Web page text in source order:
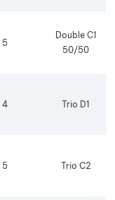
5
Double C1
50/50
4 Trio D1
5 Trio C2